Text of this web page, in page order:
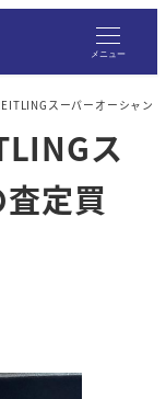
メニュー
スーパーオーシャン
ス
定買